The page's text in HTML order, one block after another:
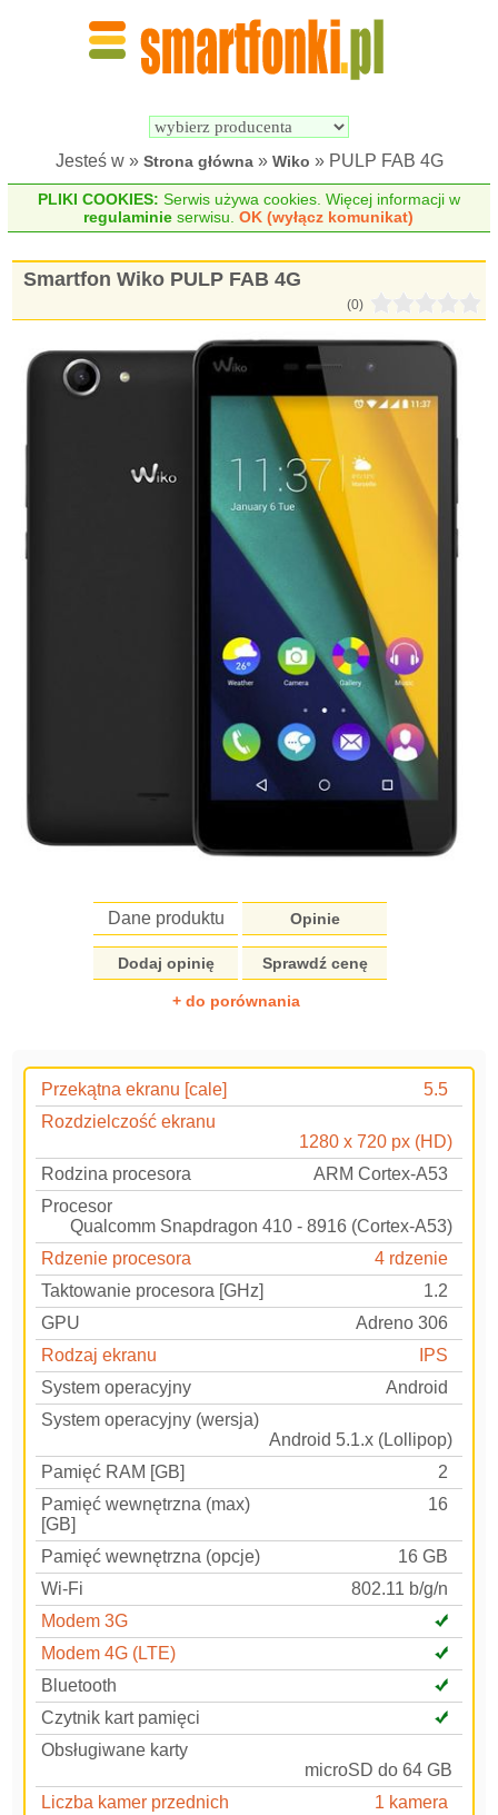
Jesteś w » Strona główna» Wiko » PULP FAB 4G
PLIKI COOKIES: Serwis używa cookies. Więcej informacji w
regulaminie serwisu.OK (wyłącz komunikat)
Smartfon Wiko PULP FAB 4G
(0)
Dane produktu Opinie
Dodaj opinię Sprawdź cenę
+ do porównania
Przekątna ekranu [cale]
5.5
Rozdzielczość ekranu
1280 x 720 px (HD)
Rodzina procesora
ARM Cortex-A53
Procesor
Qualcomm Snapdragon 410 - 8916 (Cortex-A53)
Rdzenie procesora
4 rdzenie
Taktowanie procesora [GHz]
1.2
GPU
Adreno 306
Rodzaj ekranu
IPS
System operacyjny
Android
System operacyjny (wersja)
Android 5.1.x (Lollipop)
Pamięć RAM [GB]
2
Pamięć wewnętrzna (max)
[GB]
16
Pamięć wewnętrzna (opcje)
16 GB
Wi-Fi
802.11 b/g/n
Modem 3G
Modem 4G (LTE)
Bluetooth
Czytnik kart pamięci
Obsługiwane karty
microSD do 64 GB
Liczba kamer przednich
1 kamera